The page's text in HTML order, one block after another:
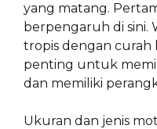
yang matang.
berpengaruh di sini.
tropis dengan curah
penting untuk
dan memiliki
Ukuran dan jenis